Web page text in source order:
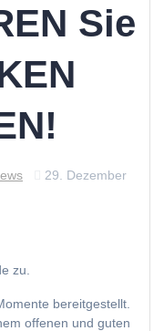
Sie
29. Dezember
zu.
bereitgestellt.
offenen und guten